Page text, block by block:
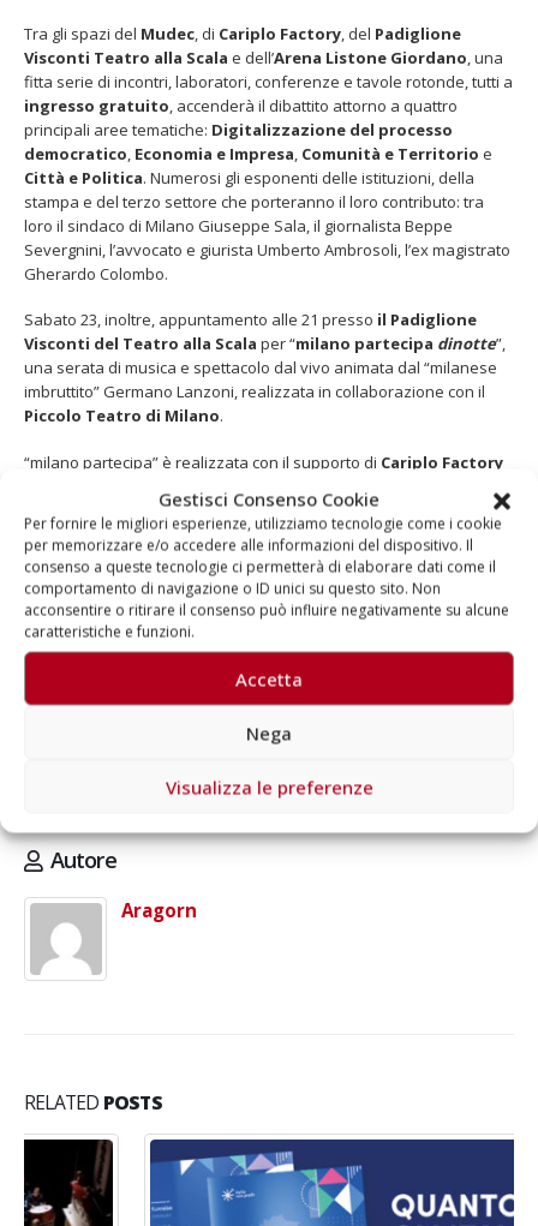
Gestisci Consenso Cookie
Per fornire le migliori esperienze, utilizziamo tecnologie come i cookie
per memorizzare e/o accedere alle informazioni del dispositivo. Il
consenso a queste tecnologie ci permetterà di elaborare dati come il
comportamento di navigazione o ID unici su questo sito. Non
acconsentire o ritirare il consenso può influire negativamente su alcune
caratteristiche e funzioni.
Accetta
Nega
Visualizza le preferenze
Tra gli spazi del Mudec, di Cariplo Factory, del Padiglione
Visconti Teatro alla Scala e dell’Arena Listone Giordano, una
fitta serie di incontri, laboratori, conferenze e tavole rotonde, tutti a
ingresso gratuito, accenderà il dibattito attorno a quattro
principali aree tematiche: Digitalizzazione del processo
democratico, Economia e Impresa, Comunità e Territorio e
Città e Politica. Numerosi gli esponenti delle istituzioni, della
stampa e del terzo settore che porteranno il loro contributo: tra
loro il sindaco di Milano Giuseppe Sala, il giornalista Beppe
Severgnini, l’avvocato e giurista Umberto Ambrosoli, l’ex magistrato
Gherardo Colombo.
Sabato 23, inoltre, appuntamento alle 21 presso il Padiglione
Visconti del Teatro alla Scala per “milano partecipa dinotte”,
una serata di musica e spettacolo dal vivo animata dal “milanese
imbruttito” Germano Lanzoni, realizzata in collaborazione con il
Piccolo Teatro di Milano.
“milano partecipa” è realizzata con il supporto di Cariplo Factory
Skytg24.
Informazioni
Aragorn: 02 46546744
milano partecipa:clicca qui
Autore
Aragorn
RELATED POSTS
gospel benefico per
Opera Cardinal Ferrari
Giugno 15, 2026